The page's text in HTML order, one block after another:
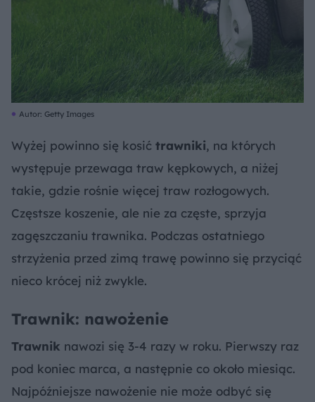
Autor: Getty Images
Wyżej powinno się kosić trawniki, na których
występuje przewaga traw kępkowych, a niżej
takie, gdzie rośnie więcej traw rozłogowych.
Częstsze koszenie, ale nie za częste, sprzyja
zagęszczaniu trawnika. Podczas ostatniego
strzyżenia przed zimą trawę powinno się przyciąć
nieco krócej niż zwykle.
Trawnik: nawożenie
Trawnik nawozi się 3-4 razy w roku. Pierwszy raz
pod koniec marca, a następnie co około miesiąc.
Najpóźniejsze nawożenie nie może odbyć się